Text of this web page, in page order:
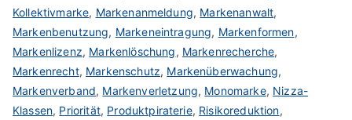
Kollektivmarke, Markenanmeldung, Markenanwalt,
Markenbenutzung, Markeneintragung, Markenformen,
Markenlizenz, Markenlöschung, Markenrecherche,
Markenrecht, Markenschutz, Markenüberwachung,
Markenverband, Markenverletzung, Monomarke, Nizza-
Klassen, Priorität, Produktpiraterie, Risikoreduktion,